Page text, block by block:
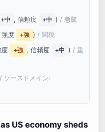
+中 , 信頼度 +中 ) / 急騰
強度 +強 ) / 関税
度 +強 , 信頼度 +中 ) / 重
/ ソースドメイン:
US economy sheds